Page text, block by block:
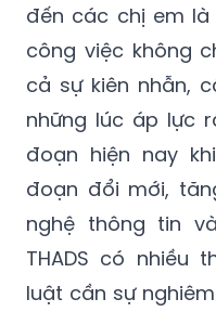
đến các chị em
công việc không
cả sự kiên nhẫn,
những lúc áp lực
đoạn hiện nay
đoạn đổi mới,
nghệ thông tin
THADS có nhiều
luật cần sự